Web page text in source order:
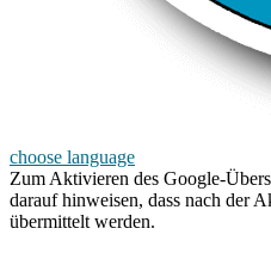
choose language
Zum Aktivieren des Google-
darauf hinweisen, dass nach der
übermittelt werden.